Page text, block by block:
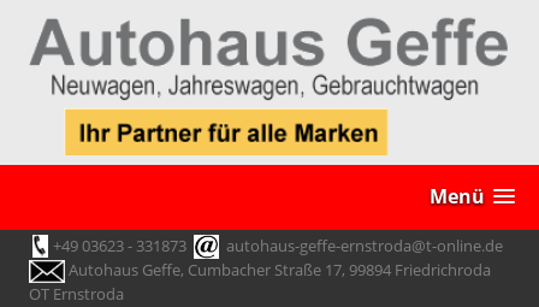
Menü
+49 03623 - 331873
autohaus-geffe-ernstroda@t-online.de
Autohaus Geffe, Cumbacher Straße 17, 99894 Friedrichroda
OT Ernstroda